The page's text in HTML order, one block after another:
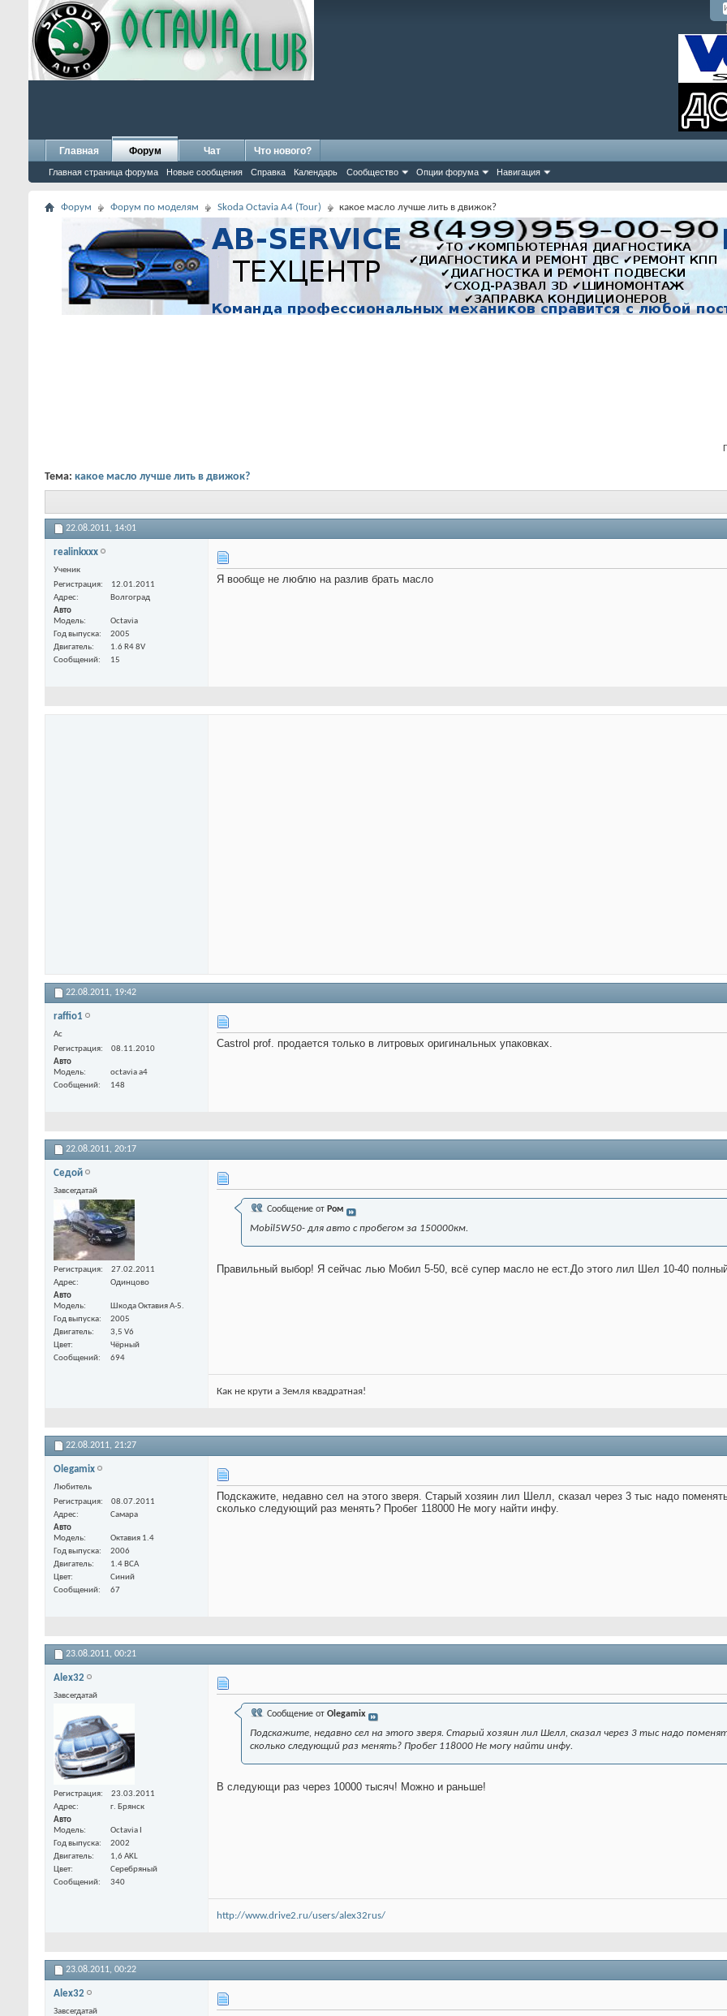
Главная Форум
Главная страница форума Новые сообщения Справка Календарь Сообщество Опции форума Навигация
Чат Что нового?
Форум Форум по моделям Skoda Octavia A4 (Tour) какое масло лучше лить в движок?
Тема: какое масло лучше лить в движок?
22.08.2011, 14:01
realinkxxx
Ученик
Регистрация
12.01.2011
Адрес
Волгоград
Авто
Модель
Octavia
Год выпуска
2005
Двигатель
1.6 R4 8V
Сообщений
15
Я вообще не люблю на разлив брать масло
22.08.2011, 19:42
raffio1
Ас
Регистрация
08.11.2010
Авто
Модель
octavia а4
Сообщений
148
Castrol prof. продается только в литровых оригинальных упаковках.
22.08.2011, 20:17
Седой
Завсегдатай
Регистрация
27.02.2011
Адрес
Одинцово
Авто
Модель
Шкода Октавия А-5.
Год выпуска
2005
Двигатель
3,5 V6
Цвет
Чёрный
Сообщений
694
Сообщение от Ром
Mobil5W50- для авто с пробегом за 150000км.
Правильный выбор! Я сейчас лью Мобил 5-50, всё супер масло не ест.До этого лил Шел 10-40
Как не крути а Земля квадратная!
22.08.2011, 21:27
Olegamix
Любитель
Регистрация
08.07.2011
Адрес
Самара
Авто
Модель
Октавия 1.4
Год выпуска
2006
Двигатель
1.4 BCA
Цвет
Синий
Сообщений
67
Подскажите, недавно сел на этого зверя. Старый хозяин лил Шелл, сказал через 3 тыс надо
сколько следующий раз менять? Пробег 118000 Не могу найти инфу.
23.08.2011, 00:21
Alex32
Завсегдатай
Регистрация
23.03.2011
Адрес
г. Брянск
Авто
Модель
Octavia I
Год выпуска
2002
Двигатель
1,6 AKL
Цвет
Серебряный
Сообщений
340
Сообщение от Olegamix
Подскажите, недавно сел на этого зверя. Старый хозяин лил Шелл, сказал через 3 тыс надо
сколько следующий раз менять? Пробег 118000 Не могу найти инфу.
В следующи раз через 10000 тысяч! Можно и раньше!
http://www.drive2.ru/users/alex32rus/
23.08.2011, 00:22
Alex32
Завсегдатай